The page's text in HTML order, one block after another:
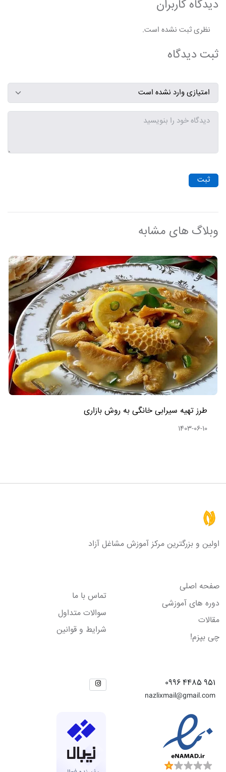
دیدگاه کاربران
نظری ثبت نشده است.
ثبت دیدگاه
ثبت
وبلاگ های مشابه
طرز تهیه سیرابی خانگی به روش بازاری
1403-06-10
اولین و بزرگترین مرکز آموزش مشاغل آزاد
صفحه اصلی
دوره های آموزشی
مقالات
چی بپزم!
تماس با ما
سوالات متداول
شرایط و قوانین
951 4485 0996
nazlixmail@gmail.com